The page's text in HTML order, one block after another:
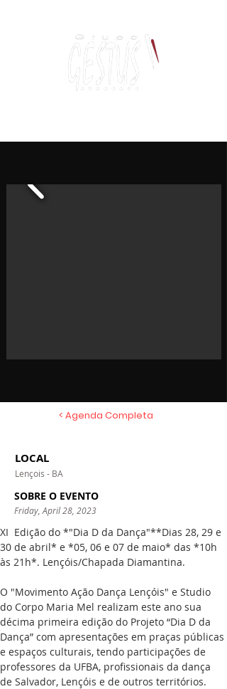
< Agenda Completa
LOCAL
Lençois - BA
SOBRE O EVENTO
Friday, April 28, 2023
XI  Edição do *"Dia D da Dança"**Dias 28, 29 e
30 de abril* e *05, 06 e 07 de maio* das *10h
às 21h*. Lençóis/Chapada Diamantina.
O "Movimento Ação Dança Lençóis" e Studio
do Corpo Maria Mel realizam este ano sua
décima primeira edição do Projeto “Dia D da
Dança” com apresentações em praças públicas
e espaços culturais, tendo participações de
professores da UFBA, profissionais da dança
de Salvador, Lençóis e de outros territórios.